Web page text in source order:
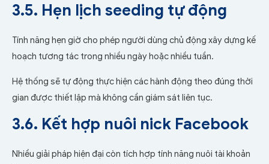
3.5. Hẹn lịch seeding tự động
Tính năng hẹn giờ cho phép người dùng chủ động xây dựng kế
hoạch tương tác trong nhiều ngày hoặc nhiều tuần.
Hệ thống sẽ tự động thực hiện các hành động theo đúng thời
gian được thiết lập mà không cần giám sát liên tục.
3.6. Kết hợp nuôi nick Facebook
Nhiều giải pháp hiện đại còn tích hợp tính năng nuôi tài khoản